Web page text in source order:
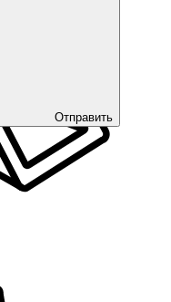
Отправить